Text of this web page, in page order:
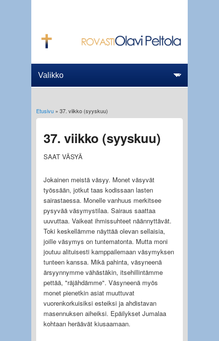
Olet täällä
Etusivu» 37. viikko (syyskuu)
37. viikko (syyskuu)
SAAT VÄSYÄ
Jokainen meistä väsyy. Monet väsyvät
työssään, jotkut taas kodissaan lasten
sairastaessa. Monelle vanhuus merkitsee
pysyvää väsymystilaa. Sairaus saattaa
uuvuttaa. Vaikeat ihmissuhteet näännyttävät.
Toki keskellämme näyttää olevan sellaisia,
joille väsymys on tuntematonta. Mutta moni
joutuu alituisesti kamppailemaan väsymyksen
tunteen kanssa. Mikä pahinta, väsyneenä
ärsyynnymme vähästäkin, itsehillintämme
pettää, "räjähdämme". Väsyneenä myös
monet pienetkin asiat muuttuvat
vuorenkorkuisiksi esteiksi ja ahdistavan
masennuksen aiheiksi. Epäilykset Jumalaa
kohtaan heräävät kiusaamaan.